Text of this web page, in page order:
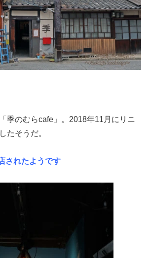
季のむらcafe」。2018年11月にリニ
たそうだ。
されたようです